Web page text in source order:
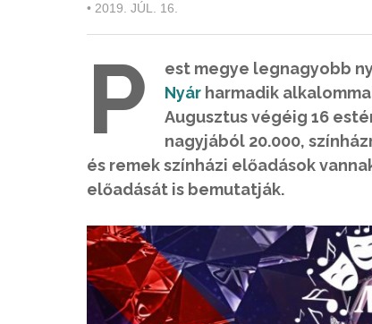
• 2019. JÚL. 16.
P est megye legnagyobb
Nyár harmadik
Augusztus végéig 16
nagyjából 20.000,
és remek színházi előadások
előadását is bemutatják.